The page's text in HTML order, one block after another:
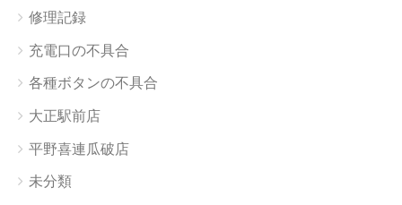
修理記録
充電口の不具合
各種ボタンの不具合
大正駅前店
平野喜連瓜破店
未分類